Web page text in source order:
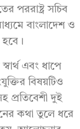
পররাষ্ট্র সচিব
বাংলাদেশ ও
এবং ধাপে
বিষয়টিও
প্রতিবেশী দুই
কথা তুলে ধরে